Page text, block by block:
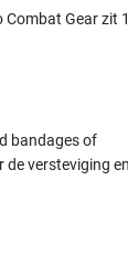
Combat Gear zit
bandages of
de versteviging